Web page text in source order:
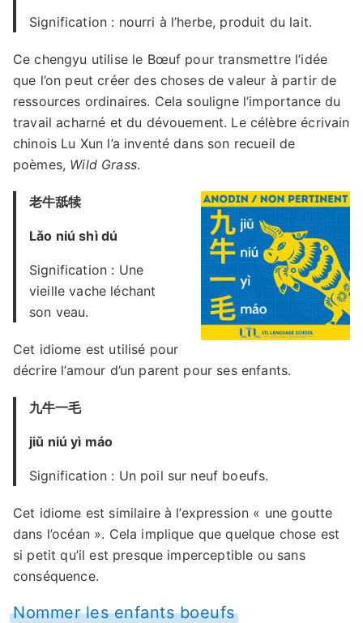
Signification : nourri à l’herbe, produit du lait.
Ce chengyu utilise le Bœuf pour transmettre l’idée
que l’on peut créer des choses de valeur à partir de
ressources ordinaires. Cela souligne l’importance du
travail acharné et du dévouement. Le célèbre écrivain
chinois Lu Xun l’a inventé dans son recueil de
poèmes, Wild Grass.
老牛舐犊
Lǎo niú shì dú
Signification : Une
vieille vache léchant
son veau.
Cet idiome est utilisé pour
décrire l’amour d’un parent pour ses enfants.
九牛一毛
jiǔ niú yì máo
Signification : Un poil sur neuf boeufs.
Cet idiome est similaire à l’expression « une goutte
dans l’océan ». Cela implique que quelque chose est
si petit qu’il est presque imperceptible ou sans
conséquence.
Nommer les enfants boeufs